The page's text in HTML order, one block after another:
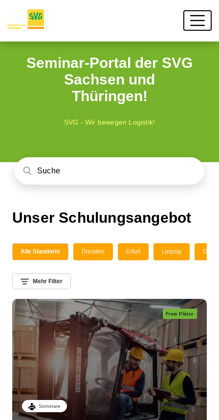
Seminar-Portal der SVG
Sachsen und
Thüringen!
SVG - Wir bewegen Logistik!
Unser Schulungsangebot
Alle Standorte Dresden Erfurt Leipzig
Mehr Filter
Freie Plätze
Seminare